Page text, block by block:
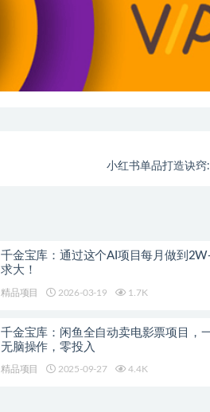
小红书单品打造诀
千金宝库：通过这个AI项目每月做到
求大！
精品项目 2026-03-19 1.7K
千金宝库：闲鱼全自动卖电影票项目，
无脑操作，零投入
精品项目 2025-09-27 4.4K